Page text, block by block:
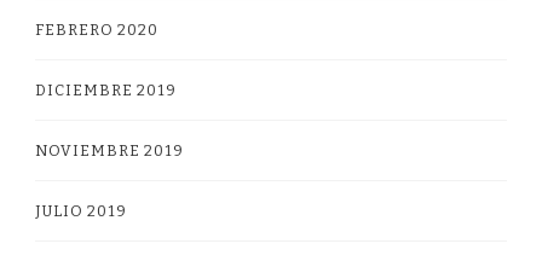
FEBRERO 2020
DICIEMBRE 2019
NOVIEMBRE 2019
JULIO 2019